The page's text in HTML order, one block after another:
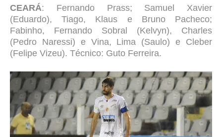
CEARÁ: Fernando Prass; Samuel Xavier
(Eduardo), Tiago, Klaus e Bruno Pacheco;
Fabinho, Fernando Sobral (Kelvyn), Charles
(Pedro Naressi) e Vina, Lima (Saulo) e Cleber
(Felipe Vizeu). Técnico: Guto Ferreira.